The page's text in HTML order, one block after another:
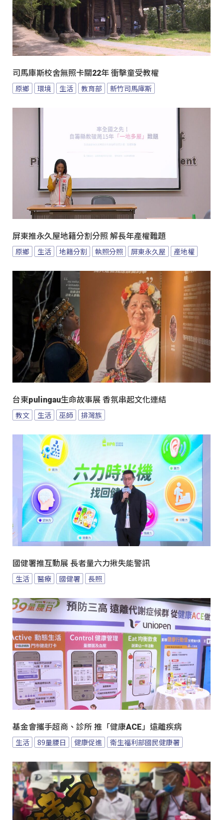
司馬庫斯校舍無照卡關22年 衝擊童受教權
原鄉 環境 生活 教育部 新竹司馬庫斯
屏東推永久屋地籍分割分照 解長年產權難題
原鄉 生活 地籍分割 執照分照 屏東永久屋 產地權
台東pulingau生命故事展 香氛串起文化連結
教文 生活 巫師 排灣族
國健署推互動展 長者量六力揪失能警訊
生活 醫療 國健署 長照
基金會攜手超商、診所 推「健康ACE」遠離疾病
生活 89量腰日 健康促進 衛生福利部國民健康署